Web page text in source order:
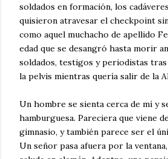
soldados en formación, los
quisieron atravesar el checkpoint
como aquel muchacho de apellido
edad que se desangró hasta morir
soldados, testigos y periodistas
la pelvis mientras quería salir de la
Un hombre se sienta cerca de mí y
hamburguesa. Pareciera que viene
gimnasio, y también parece ser el
Un señor pasa afuera por la